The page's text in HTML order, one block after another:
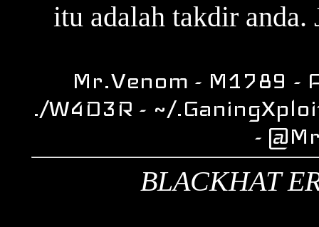
itu adalah takdir anda.
Mr.Venom - M1789 -
./W4D3R - ~/
-
BLACKHAT